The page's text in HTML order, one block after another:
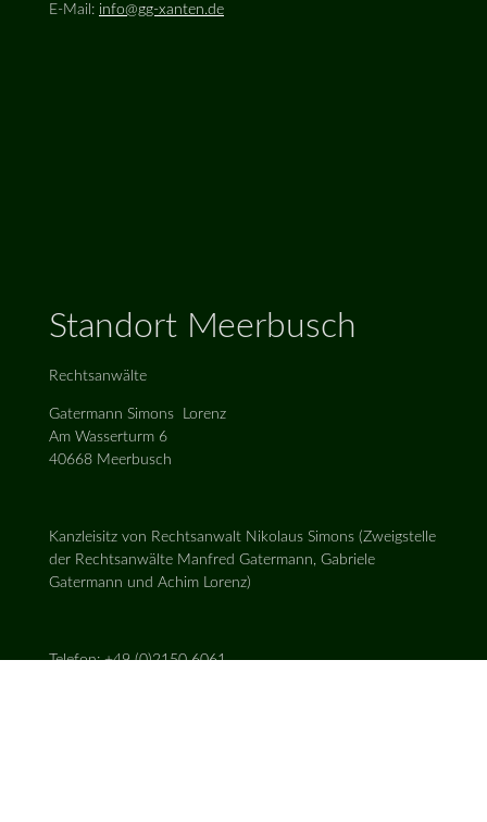
E-Mail: info@gg-xanten.de
Standort Meerbusch
Rechtsanwälte
Gatermann Simons Lorenz
Am Wasserturm 6
40668 Meerbusch
Kanzleisitz von Rechtsanwalt Nikolaus Simons (Zweigstelle
der Rechtsanwälte Manfred Gatermann, Gabriele
Gatermann und Achim Lorenz)
Telefon: +49 (0)2150 6061